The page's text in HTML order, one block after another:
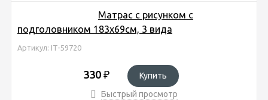
Матрас с рисунком с
подголовником 183х69см, 3 вида
Артикул: IT-59720
330 ₽
Купить
Быстрый просмотр